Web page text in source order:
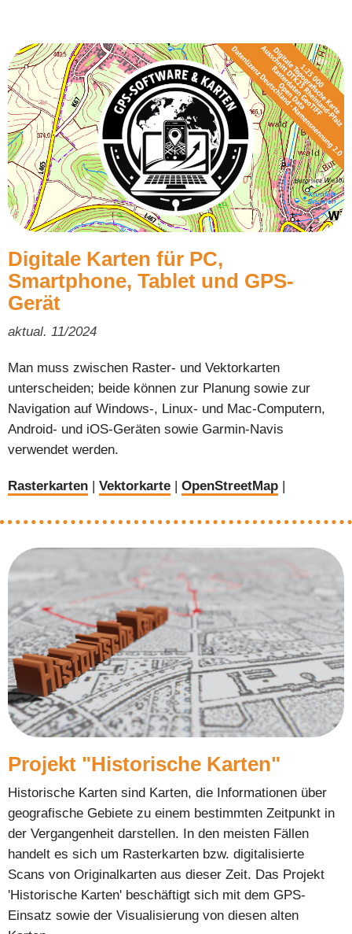
Digitale Karten für PC,
Smartphone, Tablet und GPS-
Gerät
aktual. 11/2024
Man muss zwischen Raster- und Vektorkarten
unterscheiden; beide können zur Planung sowie zur
Navigation auf Windows-, Linux- und Mac-Computern,
Android- und iOS-Geräten sowie Garmin-Navis
verwendet werden.
Rasterkarten Vektorkarte OpenStreetMap
Projekt "Historische Karten"
Historische Karten sind Karten, die Informationen über
geografische Gebiete zu einem bestimmten Zeitpunkt in
der Vergangenheit darstellen. In den meisten Fällen
handelt es sich um Rasterkarten bzw. digitalisierte
Scans von Originalkarten aus dieser Zeit. Das Projekt
'Historische Karten' beschäftigt sich mit dem GPS-
Einsatz sowie der Visualisierung von diesen alten